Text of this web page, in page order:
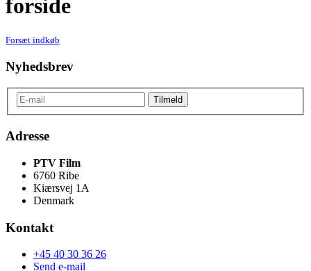
forside
Forsæt indkøb
Nyhedsbrev
Adresse
PTV Film
6760 Ribe
Kiærsvej 1A
Denmark
Kontakt
+45 40 30 36 26
Send e-mail